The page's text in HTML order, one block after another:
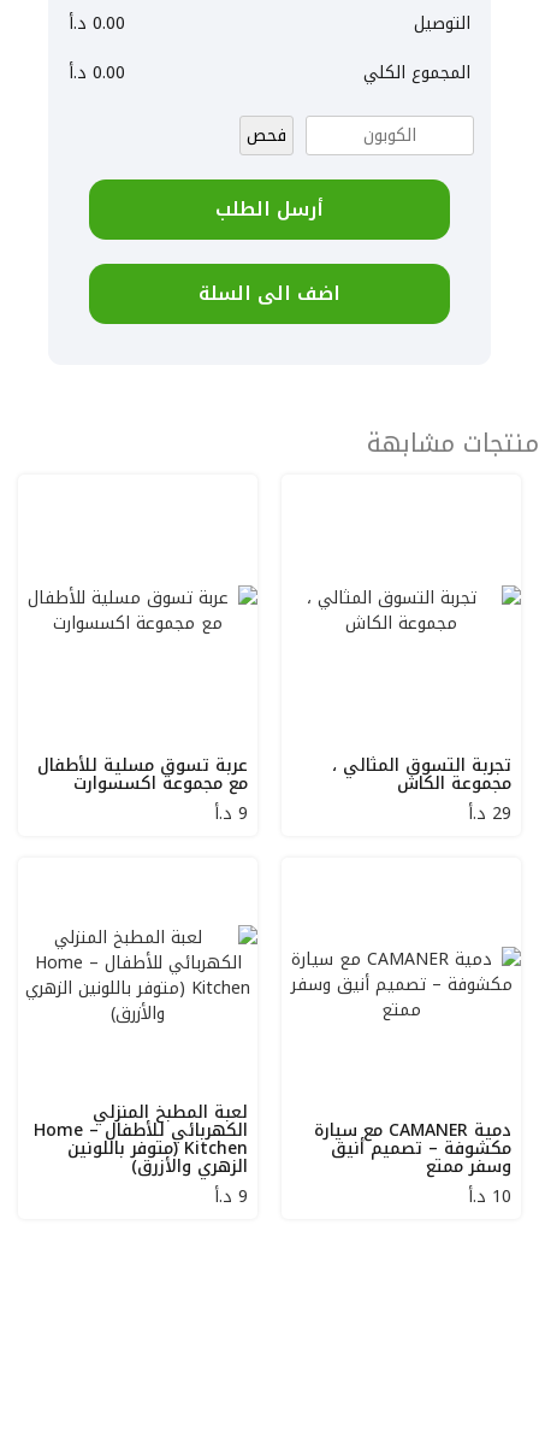
التوصيل
0.00 د.أ
المجموع الكلي
0.00 د.أ
فحص
أرسل الطلب
اضف الى السلة
منتجات مشابهة
تجربة التسوق المثالي ،
مجموعة الكاش
29 د.أ
عربة تسوق مسلية للأطفال
مع مجموعة اكسسوارت
9 د.أ
دمية CAMANER مع سيارة
مكشوفة – تصميم أنيق
وسفر ممتع
10 د.أ
لعبة المطبخ المنزلي
الكهربائي للأطفال – Home
Kitchen (متوفر باللونين
الزهري والأزرق)
9 د.أ